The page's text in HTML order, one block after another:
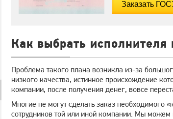
Как выбрать
Проблема такого плана возникла из-за
низкого качества, истинное происхождение
компании, после получения денег, вовсе
Многие не могут сделать заказ необходимого
сотрудников той или иной компании. Мы